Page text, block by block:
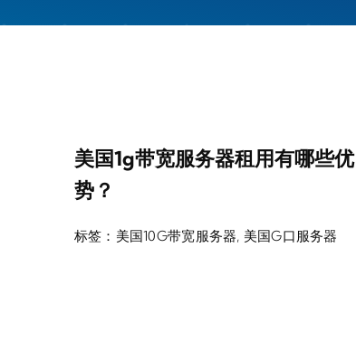
美国1g带宽服务器租用有哪些优
势？
标签： 美国10G带宽服务器, 美国G口服务器